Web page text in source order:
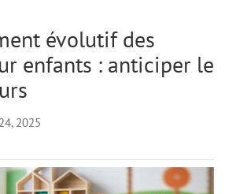
évolutif des
enfants : anticiper les
2025